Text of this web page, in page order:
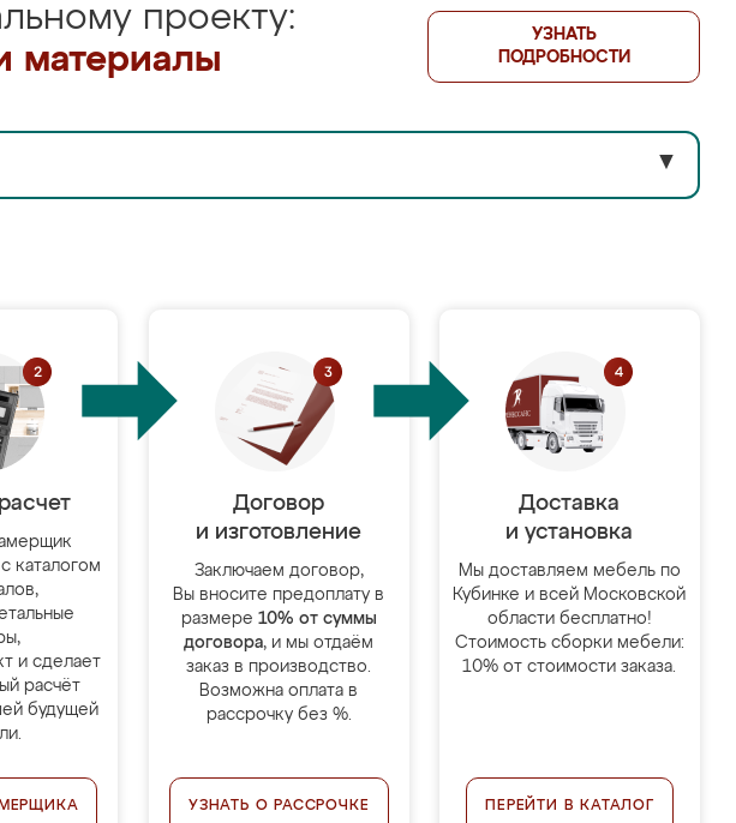
проекту:
материалы
УЗНАТЬ
ПОДРОБНОСТИ
▼
каталогом
и сделает
расчёт
будущей
Договор
и изготовление
Заключаем договор,
Вы вносите предоплату в
размере 10% от суммы
договора, и мы отдаём
заказ в производство.
Возможна оплата в
рассрочку без %.
УЗНАТЬ О РАССРОЧКЕ
Доставка
и установка
Мы доставляем мебель по
Кубинке и всей Московской
области бесплатно!
Стоимость сборки мебели:
10% от стоимости заказа.
ПЕРЕЙТИ В КАТАЛОГ